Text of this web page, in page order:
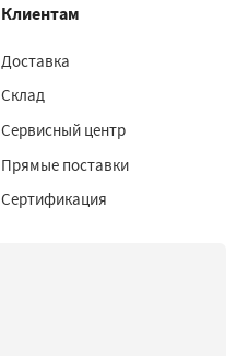
Клиентам
Доставка
Склад
Сервисный центр
Прямые поставки
Сертификация